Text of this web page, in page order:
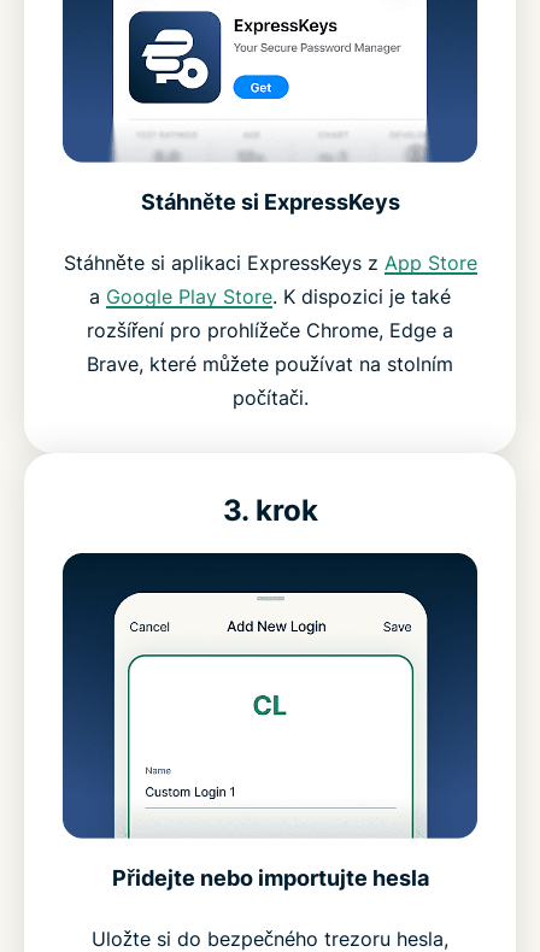
Stáhněte si ExpressKeys
Stáhněte si aplikaci ExpressKeys z App Store
a Google Play Store. K dispozici je také
rozšíření pro prohlížeče Chrome, Edge a
Brave, které můžete používat na stolním
počítači.
3. krok
Přidejte nebo importujte hesla
Uložte si do bezpečného trezoru hesla,